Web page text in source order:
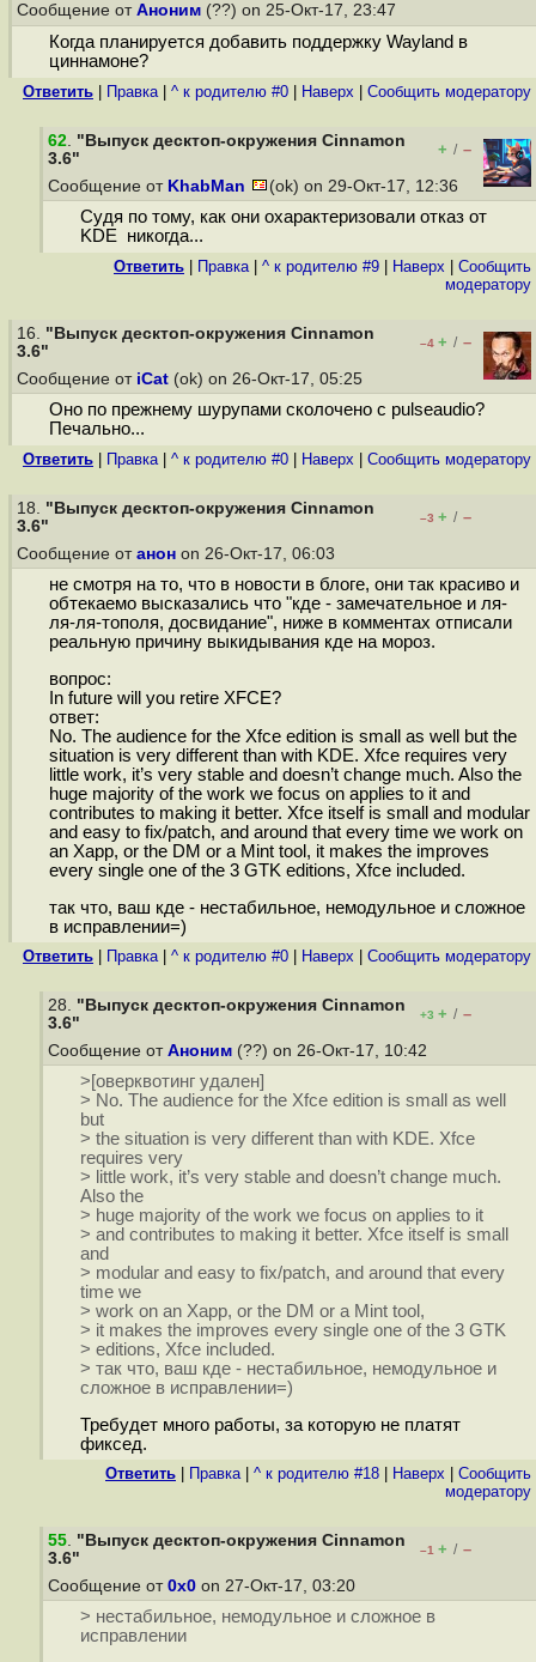
Сообщение от Аноним (??) on 25-Окт-17, 23:47
Когда планируется добавить поддержку Wayland в
циннамоне?
Ответить Правка| ^ к родителю #0 Наверх Cообщить модератору
62. "Выпуск десктоп-окружения Cinnamon
3.6"
+ / –
Сообщение от KhabMan (ok) on 29-Окт-17, 12:36
Судя по тому, как они охарактеризовали отказ от
KDE никогда...
Ответить Правка| ^ к родителю #9 Наверх
Cообщить
модератору
16. "Выпуск десктоп-окружения Cinnamon
3.6"
–4 + / –
Сообщение от iCat (ok) on 26-Окт-17, 05:25
Оно по прежнему шурупами сколочено с pulseaudio?
Печально...
Ответить Правка| ^ к родителю #0 Наверх Cообщить модератору
18. "Выпуск десктоп-окружения Cinnamon
3.6"
–3 + / –
Сообщение от анон on 26-Окт-17, 06:03
не смотря на то, что в новости в блоге, они так красиво и
обтекаемо высказались что "кде - замечательное и ля-
ля-ля-тополя, досвидание", ниже в комментах отписали
реальную причину выкидывания кде на мороз.
вопрос:
In future will you retire XFCE?
ответ:
No. The audience for the Xfce edition is small as well but the
situation is very different than with KDE. Xfce requires very
little work, it’s very stable and doesn’t change much. Also the
huge majority of the work we focus on applies to it and
contributes to making it better. Xfce itself is small and modular
and easy to fix/patch, and around that every time we work on
an Xapp, or the DM or a Mint tool, it makes the improves
every single one of the 3 GTK editions, Xfce included.
так что, ваш кде - нестабильное, немодульное и сложное
в исправлении=)
Ответить Правка| ^ к родителю #0 Наверх Cообщить модератору
28. "Выпуск десктоп-окружения Cinnamon
3.6"
+3 + / –
Сообщение от Аноним (??) on 26-Окт-17, 10:42
>[оверквотинг удален]
> No. The audience for the Xfce edition is small as well
but
> the situation is very different than with KDE. Xfce
requires very
> little work, it’s very stable and doesn’t change much.
Also the
> huge majority of the work we focus on applies to it
> and contributes to making it better. Xfce itself is small
and
> modular and easy to fix/patch, and around that every
time we
> work on an Xapp, or the DM or a Mint tool,
> it makes the improves every single one of the 3 GTK
> editions, Xfce included.
> так что, ваш кде - нестабильное, немодульное и
сложное в исправлении=)
Требудет много работы, за которую не платят
фиксед.
Ответить Правка| ^ к родителю #18 Наверх
Cообщить
модератору
55. "Выпуск десктоп-окружения Cinnamon
3.6"
–1 + / –
Сообщение от 0x0 on 27-Окт-17, 03:20
> нестабильное, немодульное и сложное в
исправлении